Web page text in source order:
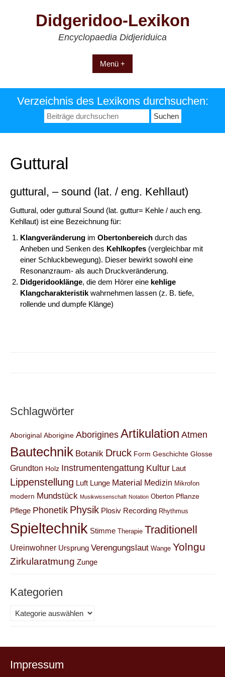
Didgeridoo-Lexikon
Encyclopaedia Didjeriduica
Menü +
Verzeichnis des Lexikons durchsuchen:
Suchen
nach:
Guttural
guttural, – sound (lat. / eng. Kehllaut)
Guttural, oder guttural Sound (lat. guttur= Kehle / auch eng.
Kehllaut) ist eine Bezeichnung für:
Klangveränderung im Obertonbereich durch das
Anheben und Senken des Kehlkopfes (vergleichbar mit
einer Schluckbewegung). Dieser bewirkt sowohl eine
Resonanzraum- als auch Druckveränderung.
Didgeridooklänge, die dem Hörer eine kehlige
Klangcharakteristik wahrnehmen lassen (z. B. tiefe,
rollende und dumpfe Klänge)
Schlagwörter
Aboriginal Aborigine AboriginesArtikulation Atmen
Bautechnik Botanik Druck Form Geschichte Glosse
Grundton Holz Instrumentengattung Kultur Laut
Lippenstellung Luft Lunge Material Medizin Mikrofon
modern Mundstück Musikwissenschaft Notation Oberton Pflanze
Pflege Phonetik Physik Plosiv Recording Rhythmus
Spieltechnik Stimme Therapie Traditionell
Ureinwohner Ursprung Verengungslaut Wange Yolngu
Zirkularatmung Zunge
Kategorien
Kategorien
Impressum